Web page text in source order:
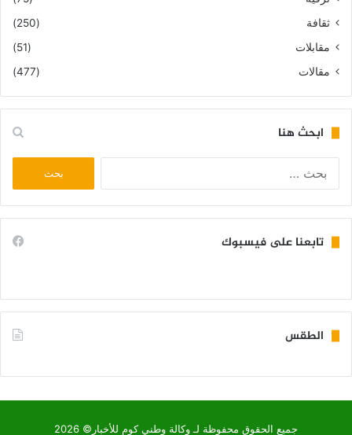
ثقافة
(250)
مقابلات
(51)
مقالات
(477)
ابحث هنا
تابعنا على فيسبوك
الطقس
جميع الحقوق محفوظة لـ وكالة وطني كوم للأخبار© 2026